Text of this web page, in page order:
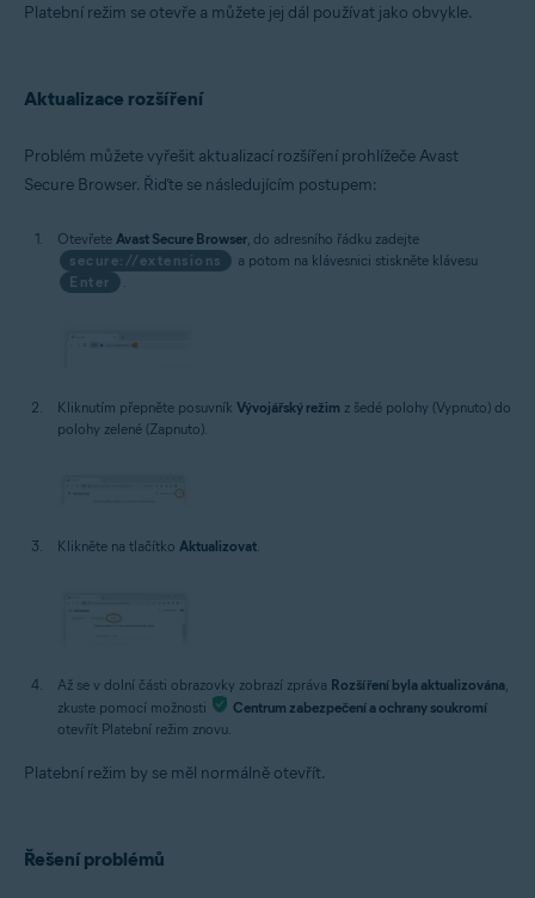
Platební režim se otevře a můžete jej dál používat jako obvykle.
Aktualizace rozšíření
Problém můžete vyřešit aktualizací rozšíření prohlížeče Avast
Secure Browser. Řiďte se následujícím postupem:
Otevřete Avast Secure Browser , do adresního řádku zadejte
secure://extensions
a potom na klávesnici stiskněte klávesu
Enter
Kliknutím přepněte posuvník Vývojářský režim z šedé polohy (Vypnuto) do
polohy zelené (Zapnuto).
Klikněte na tlačítko Aktualizovat.
Až se v dolní části obrazovky zobrazí zpráva Rozšíření byla aktualizována,
zkuste pomocí možnosti
Centrum zabezpečení a ochrany soukromí
otevřít Platební režim znovu.
Platební režim by se měl normálně otevřít.
Řešení problémů